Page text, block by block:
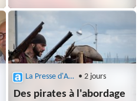
d'Armor, Delphine crée
des vêtements sur
mesure : « C’est toujours
une histoire… »
La Presse d'Armor (Paimpol) • 2 jours
Des pirates à l'abordage